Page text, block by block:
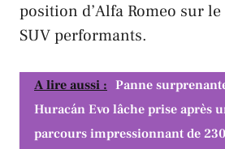
position d’Alfa Romeo sur le
SUV performants.
A lire aussi : Panne
Huracán Evo lâche prise après
parcours impressionnant de